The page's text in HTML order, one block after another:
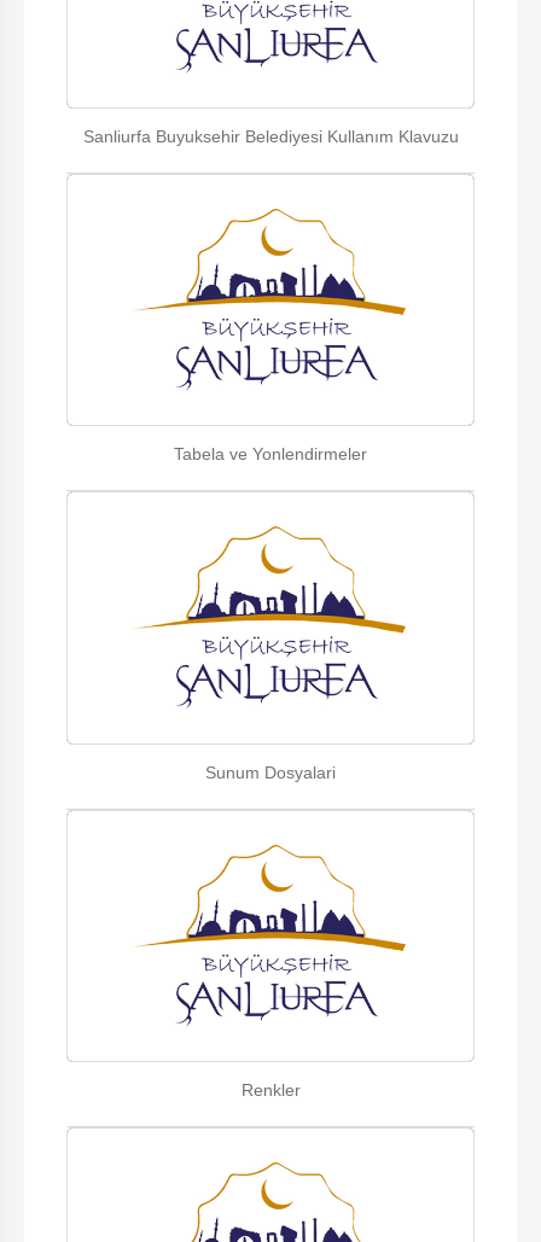
Sanliurfa Buyuksehir Belediyesi Kullanım Klavuzu
Tabela ve Yonlendirmeler
Sunum Dosyalari
Renkler